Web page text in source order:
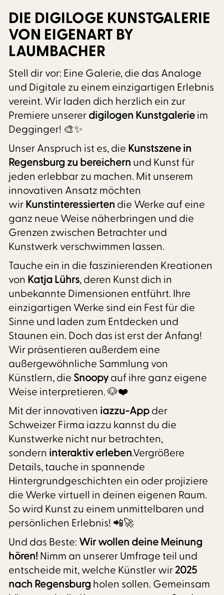
DIE DIGILOGE KUNSTGALERIE
VON EIGENART BY
LAUMBACHER
Stell dir vor: Eine Galerie, die das Analoge
und Digitale zu einem einzigartigen Erlebnis
vereint. Wir laden dich herzlich ein zur
Premiere unsererdigilogen Kunstgalerieim
Degginger! 🎨✨
Unser Anspruch ist es, die Kunstszene in
Regensburg zu bereichern und Kunst für
jeden erlebbar zu machen. Mit unserem
innovativen Ansatz möchten
wirKunstinteressierten die Werke auf eine
ganz neue Weise näherbringen und die
Grenzen zwischen Betrachter und
Kunstwerk verschwimmen lassen.
Tauche ein in die faszinierenden Kreationen
von Katja Lührs, deren Kunst dich in
unbekannte Dimensionen entführt. Ihre
einzigartigen Werke sind ein Fest für die
Sinne und laden zum Entdecken und
Staunen ein. Doch das ist erst der Anfang!
Wir präsentieren außerdem eine
außergewöhnliche Sammlung von
Künstlern, die Snoopyauf ihre ganz eigene
Weise interpretieren. 🐶❤️
Mit der innovativen iazzu-Appder
Schweizer Firma iazzu kannst du die
Kunstwerke nicht nur betrachten,
sondern interaktiv erleben.Vergrößere
Details, tauche in spannende
Hintergrundgeschichten ein oder projiziere
die Werke virtuell in deinen eigenen Raum.
So wird Kunst zu einem unmittelbaren und
persönlichen Erlebnis! 📲🚀
Und das Beste: Wir wollen deine Meinung
hören! Nimm an unserer Umfrage teil und
entscheide mit, welche Künstler wir2025
nach Regensburg holen sollen. Gemeinsam